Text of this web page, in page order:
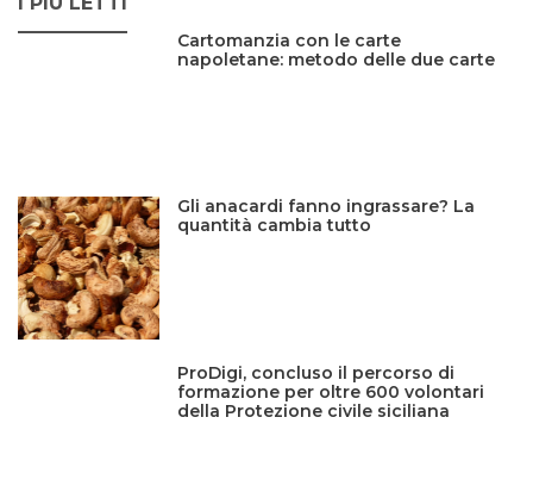
Cartomanzia con le carte
napoletane: metodo delle due carte
Gli anacardi fanno ingrassare? La
quantità cambia tutto
ProDigi, concluso il percorso di
formazione per oltre 600 volontari
della Protezione civile siciliana